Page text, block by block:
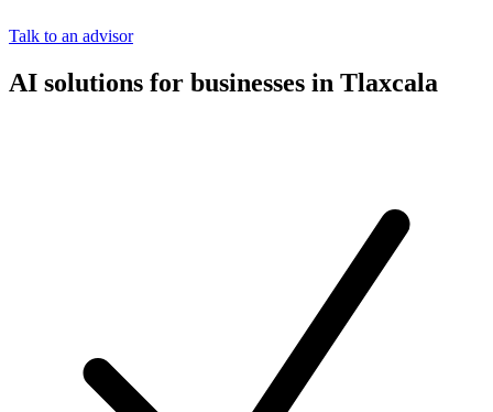
Talk to an advisor
AI solutions for businesses in Tlaxcala